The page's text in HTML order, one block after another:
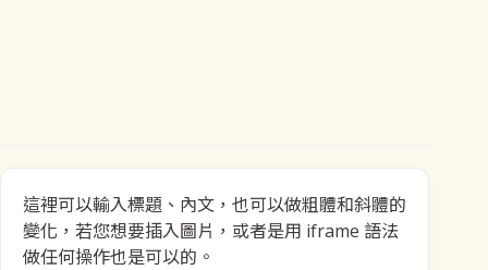
這裡可以輸入標題、內文，也可以做粗體和斜體的
變化，若您想要插入圖片，或者是用 iframe 語法
做任何操作也是可以的。